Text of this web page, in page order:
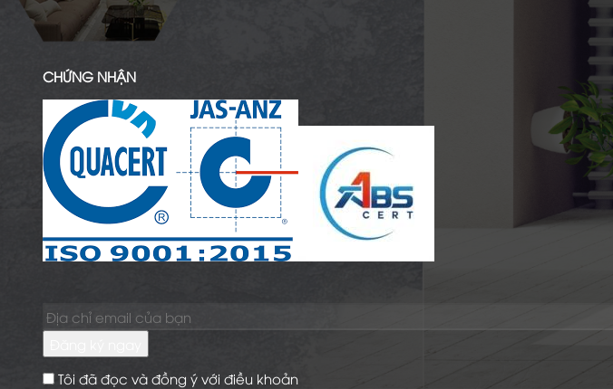
CHỨNG NHẬN
Tôi đã đọc và đồng ý với điều khoản